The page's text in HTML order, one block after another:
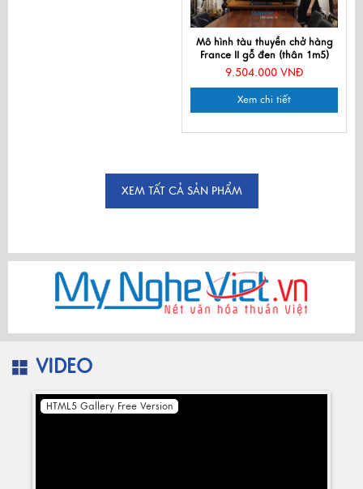
Mô hình tàu thuyền chở hàng
France II gỗ đen (thân 1m5)
MNV-TB18
9.504.000 VNĐ
Xem chi tiết
XEM TẤT CẢ SẢN PHẨM
VIDEO
HTML5 Gallery Free Version